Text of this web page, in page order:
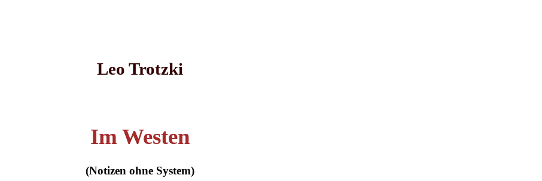
Leo Trotzki
Im Westen
(Notizen ohne System)